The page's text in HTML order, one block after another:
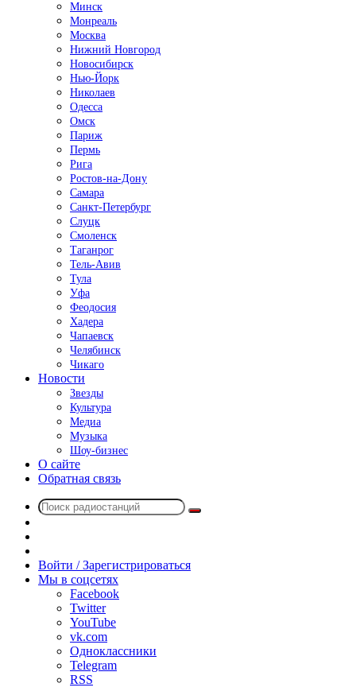
Минск
Монреаль
Москва
Нижний Новгород
Новосибирск
Нью-Йорк
Николаев
Одесса
Омск
Париж
Пермь
Рига
Ростов-на-Дону
Самара
Санкт-Петербург
Слуцк
Смоленск
Таганрог
Тель-Авив
Тула
Уфа
Феодосия
Хадера
Чапаевск
Челябинск
Чикаго
Новости
Звезды
Культура
Медиа
Музыка
Шоу-бизнес
О сайте
Обратная связь
Поиск
радио
Войти / Зарегистрироваться
Мы в соцсетях
Facebook
Twitter
YouTube
vk.com
Одноклассники
Telegram
RSS